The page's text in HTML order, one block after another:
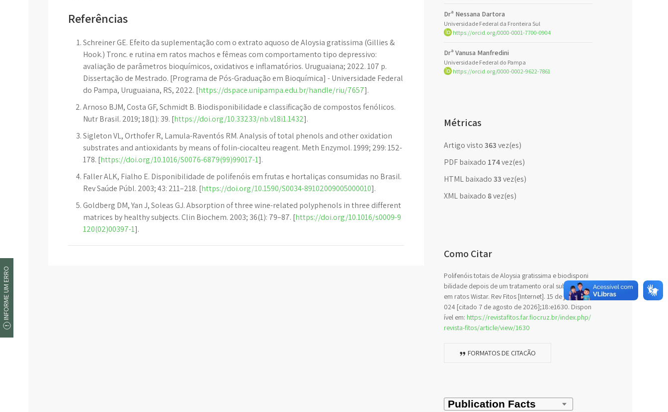
Referências
Schreiner GE. Efeito da suplementação com o extrato aquoso de Aloysia gratissima (Gillies &
Hook.) Tronc. e rutina em ratos machos e fêmeas com comportamento tipo depressivo:
avaliação de parâmetros bioquímicos, oxidativos e inflamatórios. Uruguaiana; 2022. 107 p.
Dissertação de Mestrado. [Programa de Pós-Graduação em Bioquímica] - Universidade Federal
do Pampa, Uruguaiana, RS, 2022. [https://dspace.unipampa.edu.br/handle/riu/7657].
Arnoso BJM, Costa GF, Schmidt B. Biodisponibilidade e classificação de compostos fenólicos.
Nutr Brasil. 2019; 18(1): 39. [https://doi.org/10.33233/nb.v18i1.1432].
Sigleton VL, Orthofer R, Lamula-Raventós RM. Analysis of total phenols and other oxidation
substrates and antioxidants by means of folin-ciocalteu reagent. Meth Enzymol. 1999; 299: 152-
178. [https://doi.org/10.1016/S0076-6879(99)99017-1].
Faller ALK, Fialho E. Disponibilidade de polifenóis em frutas e hortaliças consumidas no Brasil.
Rev Saúde Públ. 2003; 43: 211–218. [https://doi.org/10.1590/S0034-89102009005000010].
Goldberg DM, Yan J, Soleas GJ. Absorption of three wine-related polyphenols in three different
matrices by healthy subjects. Clin Biochem. 2003; 36(1): 79–87. [https://doi.org/10.1016/s0009-9
120(02)00397-1].
Drª Nessana Dartora
Universidade Federal da Fronteira Sul
https://orcid.org/0000-0001-7700-0904
Drª Vanusa Manfredini
Universidade Federal do Pampa
https://orcid.org/0000-0002-9622-7861
Métricas
Artigo visto363vez(es)
PDF baixado 174vez(es)
HTML baixado 33vez(es)
XML baixado 8vez(es)
Como Citar
Polifenóis totais de Aloysia gratissima e biodisponi
bilidade depois de um tratamento oral subcrônico
em ratos Wistar. Rev Fitos [Internet]. 15 de julho de 2
024 [citado 7 de agosto de 2026];18:e1630. Dispon
ível em: https://revistafitos.far.fiocruz.br/index.php/
revista-fitos/article/view/1630
FORMATOS DE CITAÇÃO
INFORME UM ERRO